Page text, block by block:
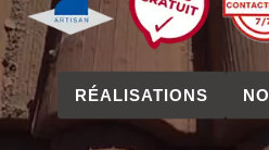
RÉALISATIONS